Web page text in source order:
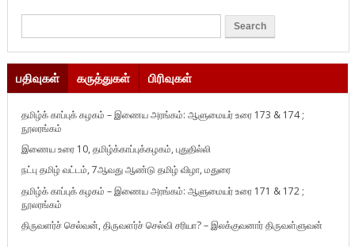
பதிவுகள் கருத்துகள் பிரிவுகள்
தமிழ்க் காப்புக் கழகம் – இணைய அரங்கம்: ஆளுமையர் உரை 173 & 174 ;
நூலரங்கம்
இணைய உரை 10, தமிழ்க்காப்புக்கழகம், புதுதில்லி
நட்பு தமிழ் வட்டம், 7ஆவது ஆண்டு தமிழ் விழா, மதுரை
தமிழ்க் காப்புக் கழகம் – இணைய அரங்கம்: ஆளுமையர் உரை 171 & 172 ;
நூலரங்கம்
திருவளர்ச் செல்வன், திருவளர்ச் செல்வி சரியா? – இலக்குவனார் திருவள்ளுவன்